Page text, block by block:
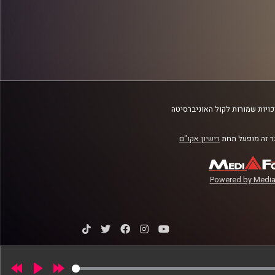
שמורות לקול האוניברסיטה
זה מופעל תחת רישיון אקו"ם
Powered by